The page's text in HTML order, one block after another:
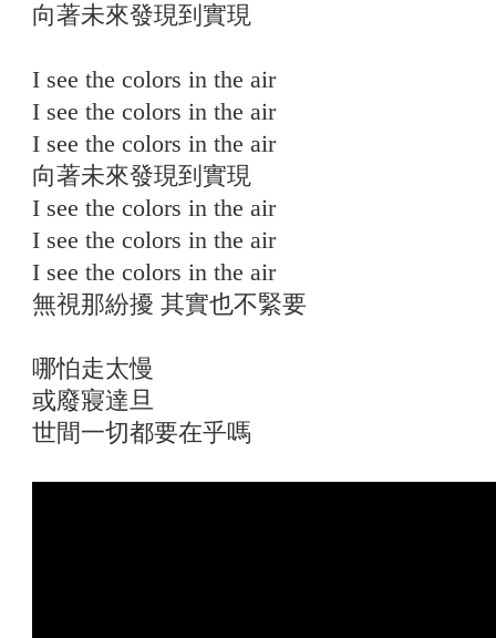
向著未來發現到實現
I see the colors in the air
I see the colors in the air
I see the colors in the air
向著未來發現到實現
I see the colors in the air
I see the colors in the air
I see the colors in the air
無視那紛擾 其實也不緊要
哪怕走太慢
或廢寢達旦
世間一切都要在乎嗎